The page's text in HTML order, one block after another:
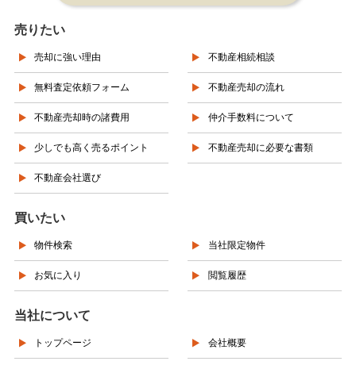
売りたい
売却に強い理由 不動産相続相談
無料査定依頼フォーム 不動産売却の流れ
不動産売却時の諸費用 仲介手数料について
少しでも高く売るポイント 不動産売却に必要な書類
不動産会社選び
買いたい
物件検索 当社限定物件
お気に入り 閲覧履歴
当社について
トップページ 会社概要